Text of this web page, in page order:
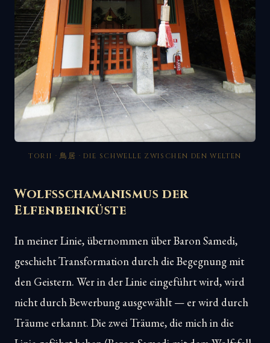
TORII · 鳥居 · DIE SCHWELLE ZWISCHEN DEN WELTEN
Wolfsschamanismus der
Elfenbeinküste
In meiner Linie, übernommen über Baron Samedi,
geschieht Transformation durch die Begegnung mit
den Geistern. Wer in der Linie eingeführt wird, wird
nicht durch Bewerbung ausgewählt — er wird durch
Träume erkannt. Die zwei Träume, die mich in die